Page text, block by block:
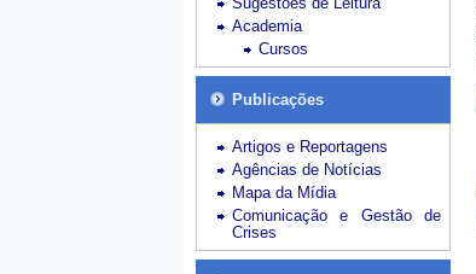
Academia
Cursos
Publicações
Artigos e Reportagens
Agências de Notícias
Mapa da Mídia
Comunicação e Gestão de
Crises